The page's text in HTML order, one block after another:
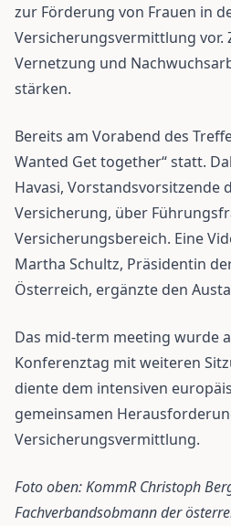
zur Förderung von Frauen in
Versicherungsvermittlung vor.
Vernetzung und
stärken.
Bereits am Vorabend des
Wanted Get together“ statt.
Havasi, Vorstandsvorsitzende
Versicherung, über
Versicherungsbereich. Eine
Martha Schultz, Präsidentin
Österreich, ergänzte den
Das mid-term meeting wurde
Konferenztag mit weiteren
diente dem intensiven
gemeinsamen
Versicherungsvermittlung.
Foto oben: KommR Christoph
Fachverbandsobmann der